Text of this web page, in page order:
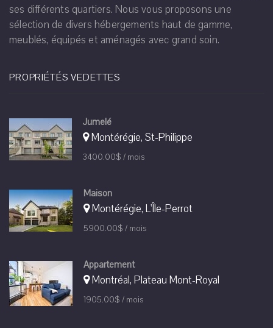
ses différents quartiers. Nous vous proposons une
sélection de divers hébergements haut de gamme,
meublés, équipés et aménagés avec grand soin.
PROPRIÉTÉS VEDETTES
Jumelé
Montérégie, St-Philippe
3400.00$ / mois
Maison
Montérégie, L'Île-Perrot
5900.00$ / mois
Appartement
Montréal, Plateau Mont-Royal
1905.00$ / mois